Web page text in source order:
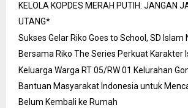
KELOLA KOPDES MERAH PUTIH: JANGAN
UTANG*
Sukses Gelar Riko Goes to School, SD Islam
Bersama Riko The Series Perkuat Karakter
Keluarga Warga RT 05/RW 01 Kelurahan
Bantuan Masyarakat Indonesia untuk
Belum Kembali ke Rumah